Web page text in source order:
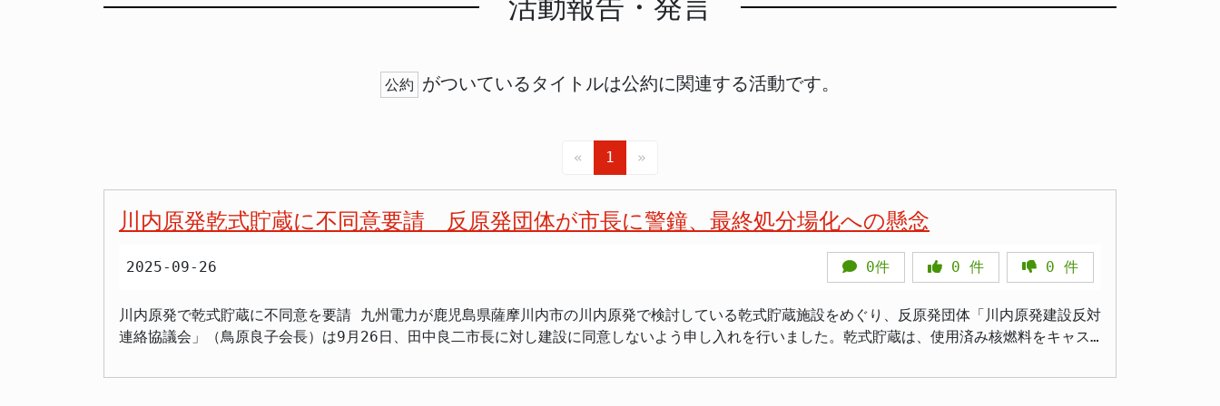
活動報告・発言
公約 がついているタイトルは公約に関連する活動です。
« 1 »
川内原発乾式貯蔵に不同意要請 反原発団体が市長に警鐘、最終処分場化への懸念
2025-09-26 0件 0 件 0 件
川内原発で乾式貯蔵に不同意を要請 九州電力が鹿児島県薩摩川内市の川内原発で検討している乾式貯蔵施設をめぐり、反原発団体「川内原発建設反対
連絡協議会」（鳥原良子会長）は9月26日、田中良二市長に対し建設に同意しないよう申し入れを行いました。乾式貯蔵は、使用済み核燃料をキャス
に説明しています。 市民団体の懸念 協議会は、使用済み燃料の搬出先である青森県六ケ所村の再処理工場が稼働延期を27回繰り返していることや、